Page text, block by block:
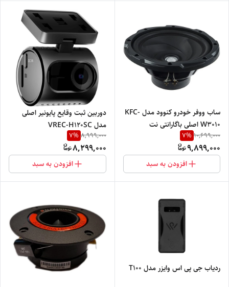
ساب ووفر خودرو کنوود مدل KFC-
W3010 اصلی باگارانتی نت
الکترونیک
10,699,000
7%
9,899,000
افزودن به سبد
دوربین ثبت وقایع پایونیر اصلی
مدل VREC-H120SC
8,999,000
7%
8,299,000
افزودن به سبد
ردیاب جی پی اس وایزر مدل T100